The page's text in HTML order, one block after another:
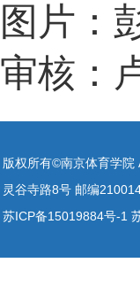
图片：
审核：
版权所有©南京体育学院
灵谷寺路8号 邮编
苏ICP备15019884号-1